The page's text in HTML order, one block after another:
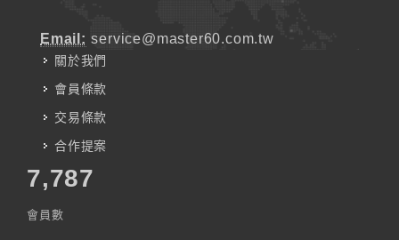
Email: service@master60.com.tw
關於我們
會員條款
交易條款
合作提案
7,787
會員數